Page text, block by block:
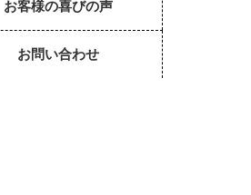
お客様の喜びの声
お問い合わせ